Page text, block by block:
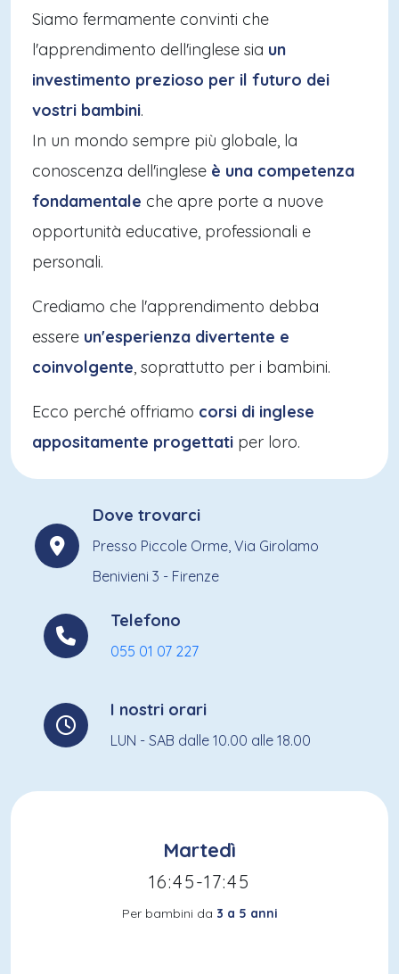
Siamo fermamente convinti che
l'apprendimento dell'inglese sia un
investimento prezioso per il futuro dei
vostri bambini.
In un mondo sempre più globale, la
conoscenza dell'inglese è una competenza
fondamentale che apre porte a nuove
opportunità educative, professionali e
personali.
Crediamo che l'apprendimento debba
essere un'esperienza divertente e
coinvolgente, soprattutto per i bambini.
Ecco perché offriamo corsi di inglese
appositamente progettati per loro.
Dove trovarci
Presso Piccole Orme, Via Girolamo
Benivieni 3 - Firenze
Telefono
055 01 07 227
I nostri orari
LUN - SAB dalle 10.00 alle 18.00
Martedì
16:45-17:45
Per bambini da 3 a 5 anni